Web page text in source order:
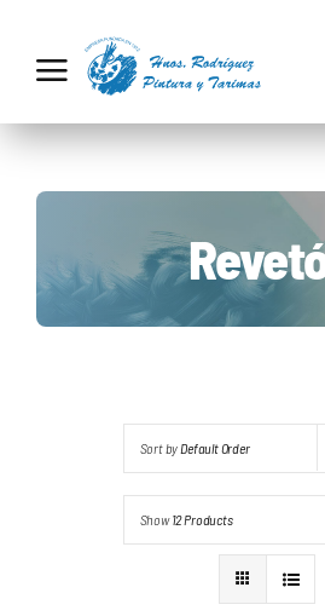
contenido
Sort by Default Order
Show12 Products